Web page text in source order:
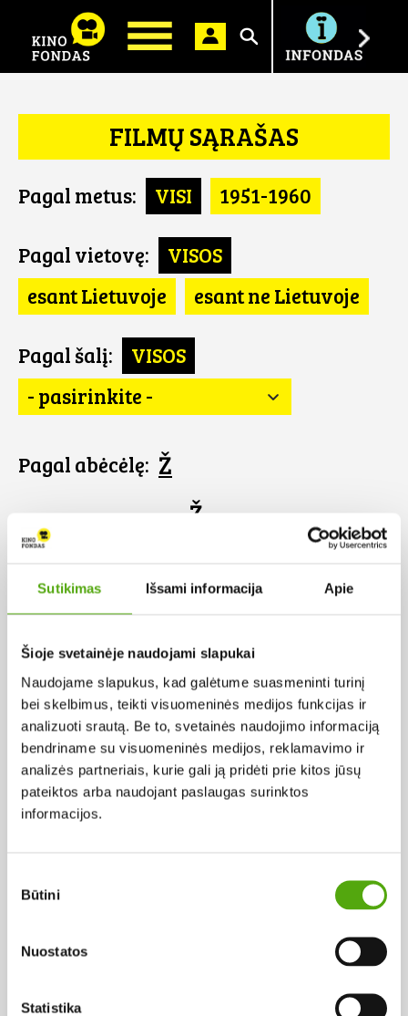
Sutikimas Išsami informacija Apie
Šioje svetainėje naudojami slapukai
Naudojame slapukus, kad galėtume suasmeninti turinį
bei skelbimus, teikti visuomeninės medijos funkcijas ir
analizuoti srautą. Be to, svetainės naudojimo informaciją
bendriname su visuomeninės medijos, reklamavimo ir
analizės partneriais, kurie gali ją pridėti prie kitos jūsų
pateiktos arba naudojant paslaugas surinktos
informacijos.
pasirinkimas
Būtini
Nuostatos
Statistika
Ieškoti
FILMŲ SĄRAŠAS
Pagal metus: VISI 1951-1960
Pagal vietovę:
VISOS
esant Lietuvoje
esant ne Lietuvoje
Pagal šalį:
VISOS
- pasirinkite -
Pagal abėcėlę: Ž
Ž
Žydrasis horizontas